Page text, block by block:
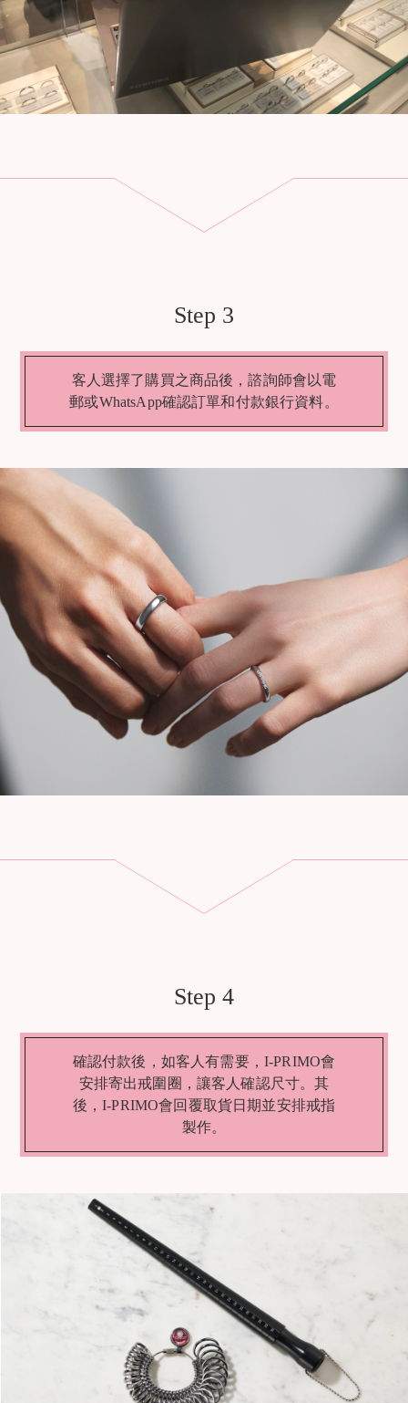
Step 3
客人選擇了購買之商品後，諮詢師會以電
郵或WhatsApp確認訂單和付款銀行資料。
Step 4
確認付款後，如客人有需要，I-PRIMO會
安排寄出戒圍圈，讓客人確認尺寸。其
後，I-PRIMO會回覆取貨日期並安排戒指
製作。